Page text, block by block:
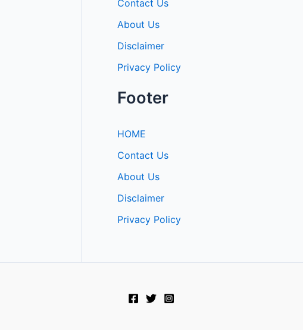
Contact Us
About Us
Disclaimer
Privacy Policy
Footer
HOME
Contact Us
About Us
Disclaimer
Privacy Policy